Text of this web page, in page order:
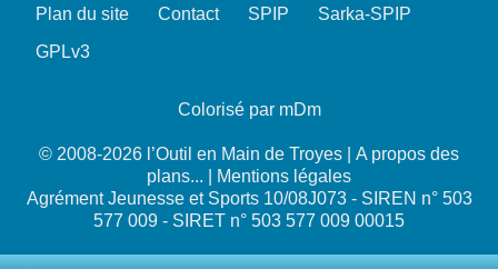
Plan du site Contact SPIP
Sarka-SPIP
GPLv3
Colorisé par mDm
© 2008-2026 l’Outil en Main de Troyes | A propos des
plans...
Mentions légales
Agrément Jeunesse et Sports 10/08J073 - SIREN n° 503
577 009 - SIRET n° 503 577 009 00015